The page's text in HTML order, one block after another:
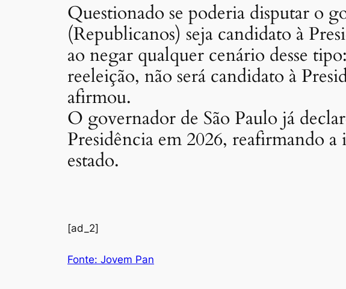
Questionado se poderia disputar o
(Republicanos) seja candidato à
ao negar qualquer cenário desse
reeleição, não será candidato à
afirmou.
O governador de São Paulo já
Presidência em 2026, reafirmando
estado.
[ad_2]
Fonte: Jovem Pan